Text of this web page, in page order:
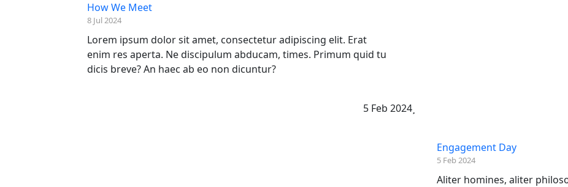
How We Meet
8 Jul 2024
Lorem ipsum dolor sit amet, consectetur adipiscing elit. Erat
enim res aperta. Ne discipulum abducam, times. Primum quid tu
dicis breve? An haec ab eo non dicuntur?
5 Feb 2024
Engagement Day
5 Feb 2024
Aliter homines, aliter